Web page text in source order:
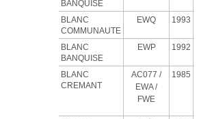
BANQUISE
BLANC
COMMUNAUTE
EWQ 1993
BLANC
BANQUISE
EWP 1992
BLANC
CREMANT
AC077 /
EWA /
FWE
1985